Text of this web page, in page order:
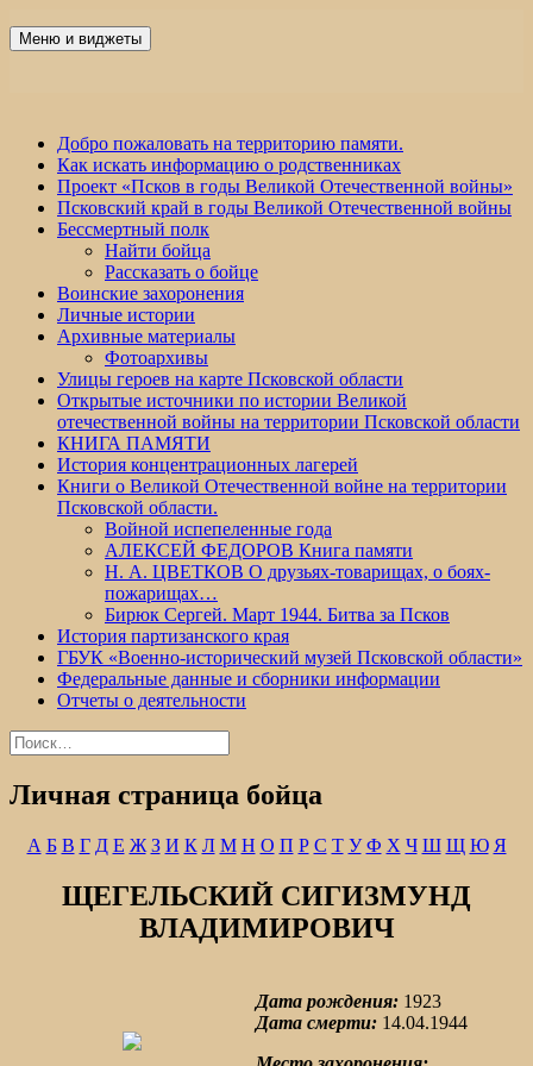
Победа 60
Меню и виджеты
Добро пожаловать на территорию памяти.
Как искать информацию о родственниках
Проект «Псков в годы Великой Отечественной войны»
Псковский край в годы Великой Отечественной войны
Бессмертный полк
Найти бойца
Рассказать о бойце
Воинские захоронения
Личные истории
Архивные материалы
Фотоархивы
Улицы героев на карте Псковской области
Открытые источники по истории Великой
отечественной войны на территории Псковской области
КНИГА ПАМЯТИ
История концентрационных лагерей
Книги о Великой Отечественной войне на территории
Псковской области.
Войной испепеленные года
АЛЕКСЕЙ ФЕДОРОВ Книга памяти
Н. А. ЦВЕТКОВ О друзьях-товарищах, о боях-
пожарищах…
Бирюк Сергей. Март 1944. Битва за Псков
История партизанского края
ГБУК «Военно-исторический музей Псковской области»
Федеральные данные и сборники информации
Отчеты о деятельности
Найти:
Личная страница бойца
А Б В Г Д Е Ж З И К Л М Н О П Р С Т У Ф Х Ч Ш Щ Ю Я
ЩЕГЕЛЬСКИЙ СИГИЗМУНД
ВЛАДИМИРОВИЧ
Дата рождения: 1923
Дата смерти: 14.04.1944